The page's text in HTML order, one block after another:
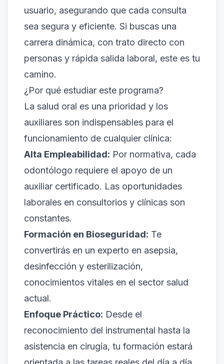
usuario, asegurando que cada consulta
sea segura y eficiente. Si buscas una
carrera dinámica, con trato directo con
personas y rápida salida laboral, este es tu
camino.
¿Por qué estudiar este programa?
La salud oral es una prioridad y los
auxiliares son indispensables para el
funcionamiento de cualquier clínica:
Alta Empleabilidad: Por normativa, cada
odontólogo requiere el apoyo de un
auxiliar certificado. Las oportunidades
laborales en consultorios y clínicas son
constantes.
Formación en Bioseguridad: Te
convertirás en un experto en asepsia,
desinfección y esterilización,
conocimientos vitales en el sector salud
actual.
Enfoque Práctico: Desde el
reconocimiento del instrumental hasta la
asistencia en cirugía, tu formación estará